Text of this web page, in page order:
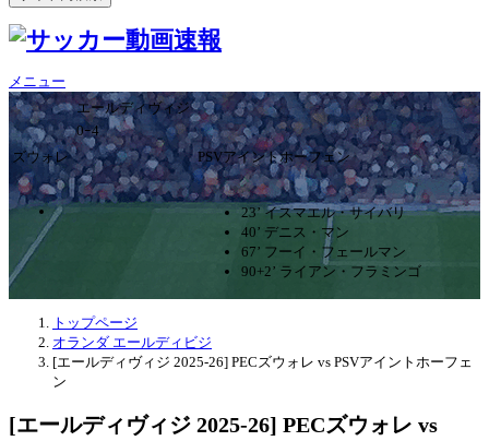
メニュー
エールディヴィジ
0ｰ4
ズウォレ
PSVアイントホーフェン
23’ イスマエル・サイバリ
40’ デニス・マン
67’ フーイ・フェールマン
90+2’ ライアン・フラミンゴ
トップページ
オランダ エールディビジ
[エールディヴィジ 2025-26] PECズウォレ vs PSVアイントホーフェ
ン
[エールディヴィジ 2025-26] PECズウォレ vs